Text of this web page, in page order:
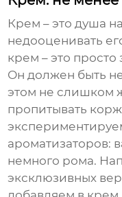
Крем – это душа
недооценивать
крем – это просто
Он должен быть
этом не слишком
пропитывать
ароматизаторов:
немного рома.
эксклюзивных